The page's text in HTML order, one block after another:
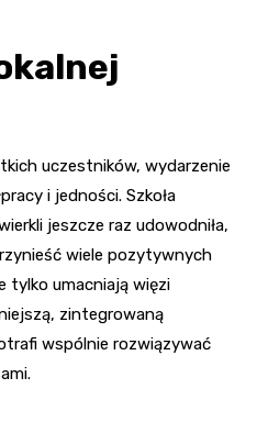
uczestników, wydarzenie
i jedności. Szkoła
jeszcze raz udowodniła,
wiele pozytywnych
tylko umacniają więzi
zintegrowaną
wspólnie rozwiązywać